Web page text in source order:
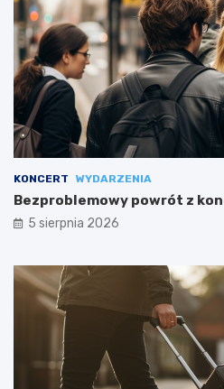
KONCERT WYDARZENIA
Bezproblemowy powrót z
5 sierpnia 2026